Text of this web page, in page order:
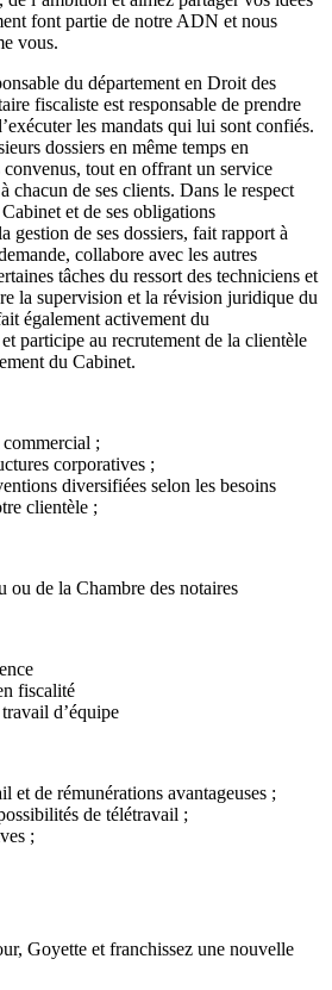
font partie de notre ADN et nous
vous.
du département en Droit des
fiscaliste est responsable de prendre
les mandats qui lui sont confiés.
dossiers en même temps en
convenus, tout en offrant un service
chacun de ses clients. Dans le respect
et de ses obligations
gestion de ses dossiers, fait rapport à
collabore avec les autres
tâches du ressort des techniciens et
la supervision et la révision juridique du
également activement du
participe au recrutement de la clientèle
du Cabinet.
;
corporatives ;
diversifiées selon les besoins
clientèle ;
ou de la Chambre des notaires
fiscalité
d’équipe
et de rémunérations avantageuses ;
de télétravail ;
;
Goyette et franchissez une nouvelle